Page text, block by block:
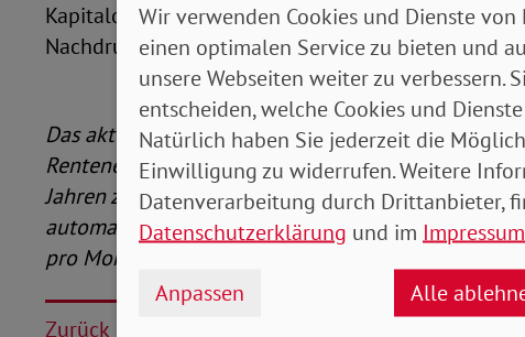
Kapitaldeckungsverfahrens zulasten der
Nachdruck ab!“
Das aktuelle CDU-Papier zur Reform der
Renteneintrittsalter abzuschaffen und durch eine
Jahren zu ersetzen. Diese soll – geknüpft an die
automatisch steigen. Vorzeitige Renteneintritte
pro Monat belegt werden.
Zurück
Wir verwenden Cookies und Dienste
einen optimalen Service zu bieten und
unsere Webseiten weiter zu verbessern.
entscheiden, welche Cookies und
Natürlich haben Sie jederzeit die
Einwilligung zu widerrufen. Weitere
Datenverarbeitung durch Drittanbieter,
Datenschutzerklärung und im Impressum
Anpassen Alle